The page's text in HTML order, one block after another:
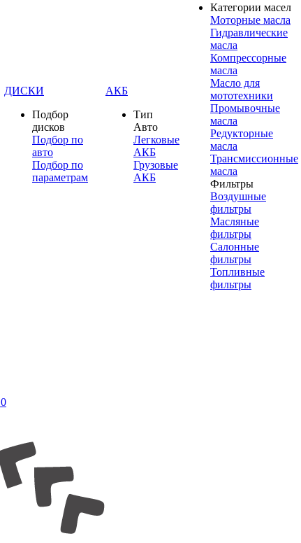
ДИСКИ
Подбор
дисков
Подбор по
авто
Подбор по
параметрам
АКБ
Тип
Авто
Легковые
АКБ
Грузовые
АКБ
Категории масел
Моторные масла
Гидравлические
масла
Компрессорные
масла
Масло для
мототехники
Промывочные
масла
Редукторные
масла
Трансмиссионные
масла
Фильтры
Воздушные
фильтры
Масляные
фильтры
Салонные
фильтры
Топливные
фильтры
0